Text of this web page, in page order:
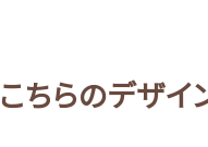
こちらのデザ